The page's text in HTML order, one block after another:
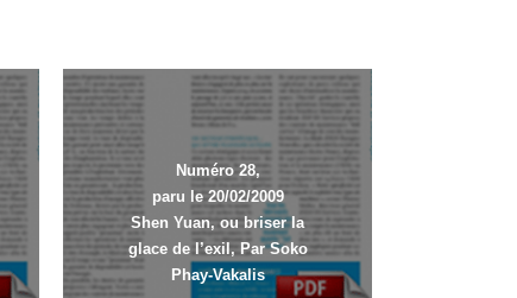
Numéro 28,
paru le 20/02/2009
Shen Yuan, ou briser la
glace de l’exil, Par Soko
Phay-Vakalis